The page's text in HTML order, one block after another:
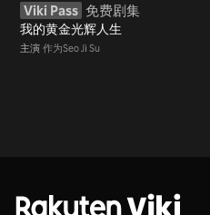
Viki Pass 免费剧集
我的黄金光辉人生
主演 作为Seo Ji Su